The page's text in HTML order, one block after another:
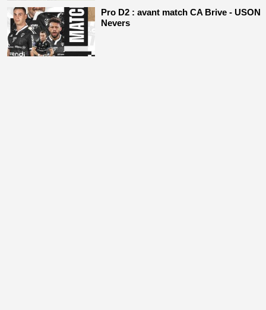
Pro D2 : avant match CA Brive - USON
Nevers